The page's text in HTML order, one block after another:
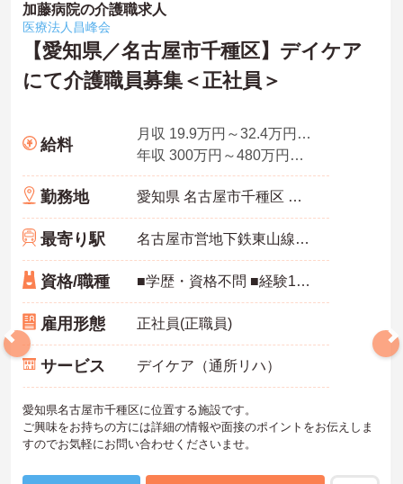
されています。
・入社半年でリーダーを任されたスタッフの実績があるなど、年次
にかかわらず頑張りが評価され、キャリアアップを実現できる職場
環境です
【働きやすい休日・残業面と、長く安心して働ける福利厚生が魅力
です】
休日113日）、オンオフのメリハリをつけて働くことができます。
・全社平均残業月5時間程度と、業界平均を大きく下回る少ない残業
時間を実現しています
・退職金制度（勤続3年以上）・保育手当・育児短時間勤務・マイン
ドフルネスプログラムなど、長期的に安心して働き続けるための制
加藤病院の介護職求人
医療法人昌峰会
【愛知県／名古屋市千種区】デイケア
にて介護職員募集＜正社員＞
給料
月収 19.9万円～32.4万円程度 諸手当込
年収 300万円～480万円程度 諸手当込
勤務地 愛知県 名古屋市千種区 末盛通2-15
最寄り駅 名古屋市営地下鉄東山線「覚王山駅」徒歩5分
資格/職種 ■学歴・資格不問 ■経験1年以上 ■普通自動車免許（AT限定可）
雇用形態 正社員(正職員)
サービス デイケア（通所リハ）
愛知県名古屋市千種区に位置する施設です。
ご興味をお持ちの方には詳細の情報や面接のポイントをお伝えしま
すのでお気軽にお問い合わせくださいませ。